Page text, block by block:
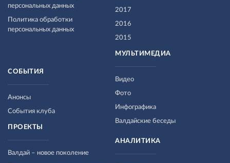
персональных данных
Политика обработки
персональных данных
2017
2016
2015
МУЛЬТИМЕДИА
Видео
Фото
Инфографика
Валдайские беседы
СОБЫТИЯ
Анонсы
События клуба
ПРОЕКТЫ
Валдай – новое поколение
АНАЛИТИКА